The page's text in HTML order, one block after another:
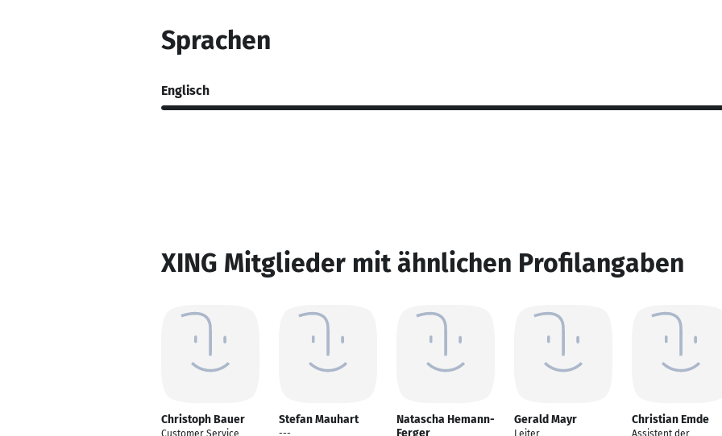
Sprachen
Englisch
XING Mitglieder mit ähnlichen Profilangaben
Christoph Bauer
Customer Service
Stefan Mauhart
---
Natascha Hemann-
Ferger
Gerald Mayr
Leiter
Christian Emde
Assistent der